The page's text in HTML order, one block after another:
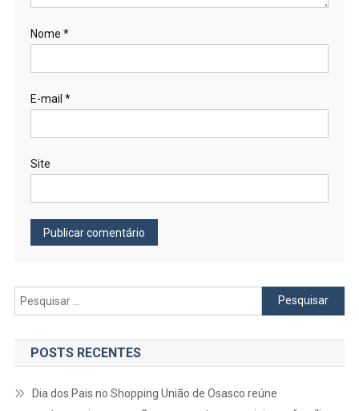
Nome *
E-mail *
Site
Pesquisar
por:
POSTS RECENTES
Dia dos Pais no Shopping União de Osasco reúne